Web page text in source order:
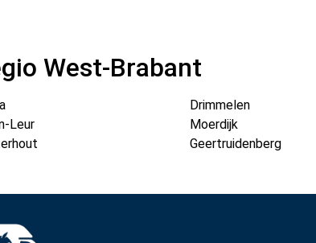
West-Brabant
Leur
Drimmelen
Moerdijk
Geertruidenberg